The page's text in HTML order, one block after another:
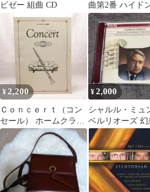
ビゼー 組曲 CD
曲第2番 ハイド
題による変奏曲
ス
¥2,200
Ｃｏｎｃｅｒｔ（コン
セール） ホームクラシ
ック名曲集 ※送料無
料 即購入可
¥2,000
シャルル・ミュ
ベルリオーズ 幻
曲 CD